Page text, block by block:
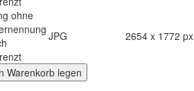
ohne
JPG 2654 x 1772 px